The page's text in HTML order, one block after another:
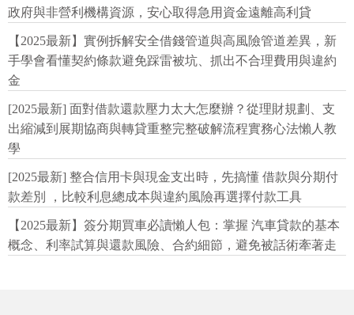
政府與非營利機構資源，安心取得急用資金遠離高利貸
【2025最新】實例拆解安全借錢管道與高風險管道差異，新
手學會看懂契約條款避免踩雷被坑、抓出不合理費用與違約
金
[2025最新] 面對借款還款壓力太大怎麼辦？從理財規劃、支
出縮減到展期協商與轉貸重整完整破解流程實務心法懶人教
學
[2025最新] 整合信用卡與現金支出時，先搞懂 借款與分期付
款差別 ，比較利息總成本與違約風險再選擇付款工具
【2025最新】簽分期買車必讀懶人包：掌握 汽車貸款的基本
概念、利率試算與還款風險、合約細節，避免被話術牽著走